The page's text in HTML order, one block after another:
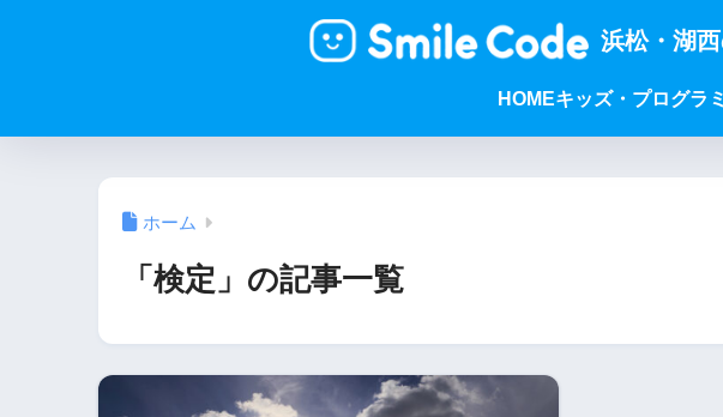
浜松・湖
HOMEキッズ・プログラ
ホーム
「検定」の記事一覧